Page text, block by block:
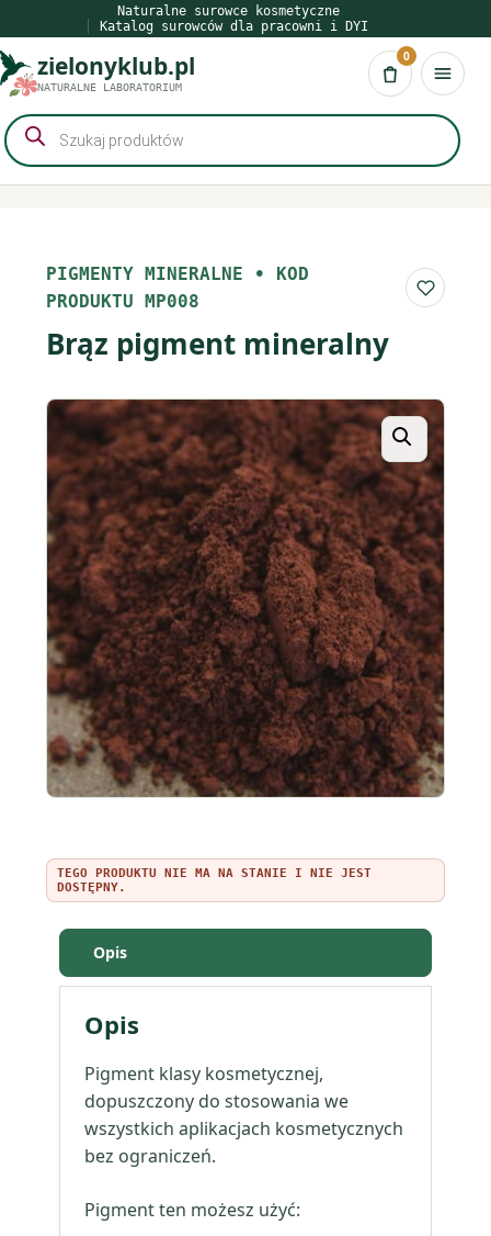
do
treści
Naturalne surowce kosmetyczne
Katalog surowców dla pracowni i DYI
zielonyklub.pl
NATURALNE LABORATORIUM Koszyk
0
Wyszukiwarka
produktów
PIGMENTY MINERALNE • KOD
PRODUKTU MP008
Do
Brąz pigment mineralny
TEGO PRODUKTU NIE MA NA STANIE I NIE JEST
DOSTĘPNY.
Opis
Opis
Pigment klasy kosmetycznej,
dopuszczony do stosowania we
wszystkich aplikacjach kosmetycznych
bez ograniczeń.
Pigment ten możesz użyć: